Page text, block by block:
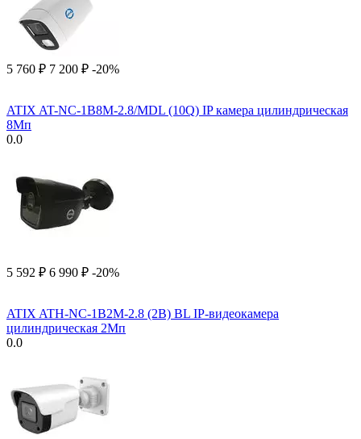
5 760 ₽ 7 200 ₽ -20%
ATIX AT-NC-1B8M-2.8/MDL (10Q) IP камера цилиндрическая
8Мп
0.0
5 592 ₽ 6 990 ₽ -20%
ATIX ATH-NC-1B2M-2.8 (2B) BL IP-видеокамера
цилиндрическая 2Мп
0.0